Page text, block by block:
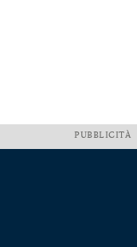
PUBBLICITÀ